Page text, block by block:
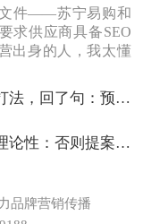
件——苏宁易购和
求供应商具备SEO
出身的人，我太懂
做内容，而不是为
说SEO公司做不了G
底层逻辑一致
单：做品牌GEO，
套体系打多个平
8月6日：客户想跟竞品GEO一样打法，回了句：预算够吗
8月5日：GEO是实战性业务不是理论性：否则提案就会卡住
品牌营销传播